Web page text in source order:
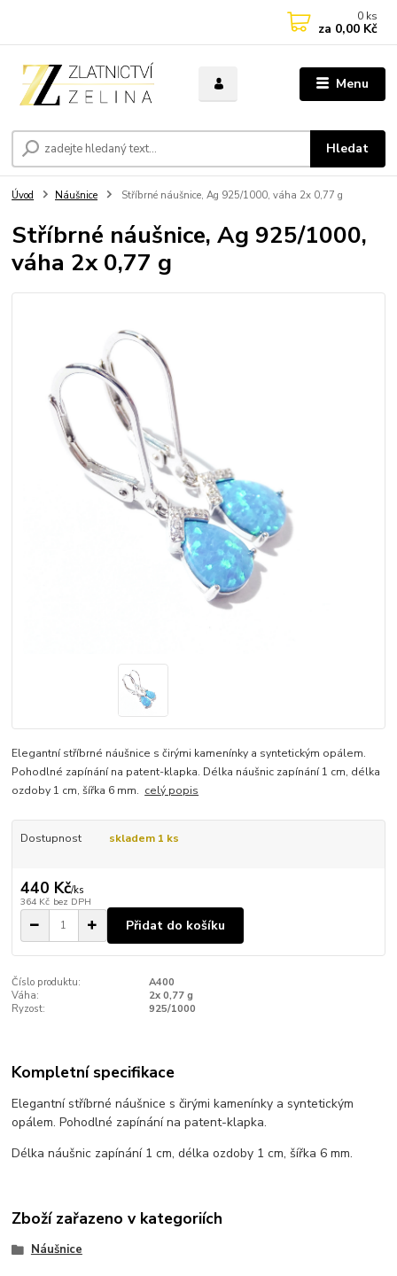
Menu
Hledat
0 ks
za 0,00 Kč
Úvod Náušnice Stříbrné náušnice, Ag 925/1000, váha 2x 0,77 g
Stříbrné náušnice, Ag 925/1000,
váha 2x 0,77 g
Elegantní stříbrné náušnice s čirými kamenínky a syntetickým opálem.
Pohodlné zapínání na patent-klapka. Délka náušnic zapínání 1 cm, délka
ozdoby 1 cm, šířka 6 mm. celý popis
Dostupnost skladem 1 ks
440 Kč/ks
364 Kč bez DPH
Přidat do košíku
Číslo produktu:
A400
Váha:
2x 0,77 g
Ryzost:
925/1000
Kompletní specifikace
Elegantní stříbrné náušnice s čirými kamenínky a syntetickým
opálem. Pohodlné zapínání na patent-klapka.
Délka náušnic zapínání 1 cm, délka ozdoby 1 cm, šířka 6 mm.
Zboží zařazeno v kategoriích
Náušnice